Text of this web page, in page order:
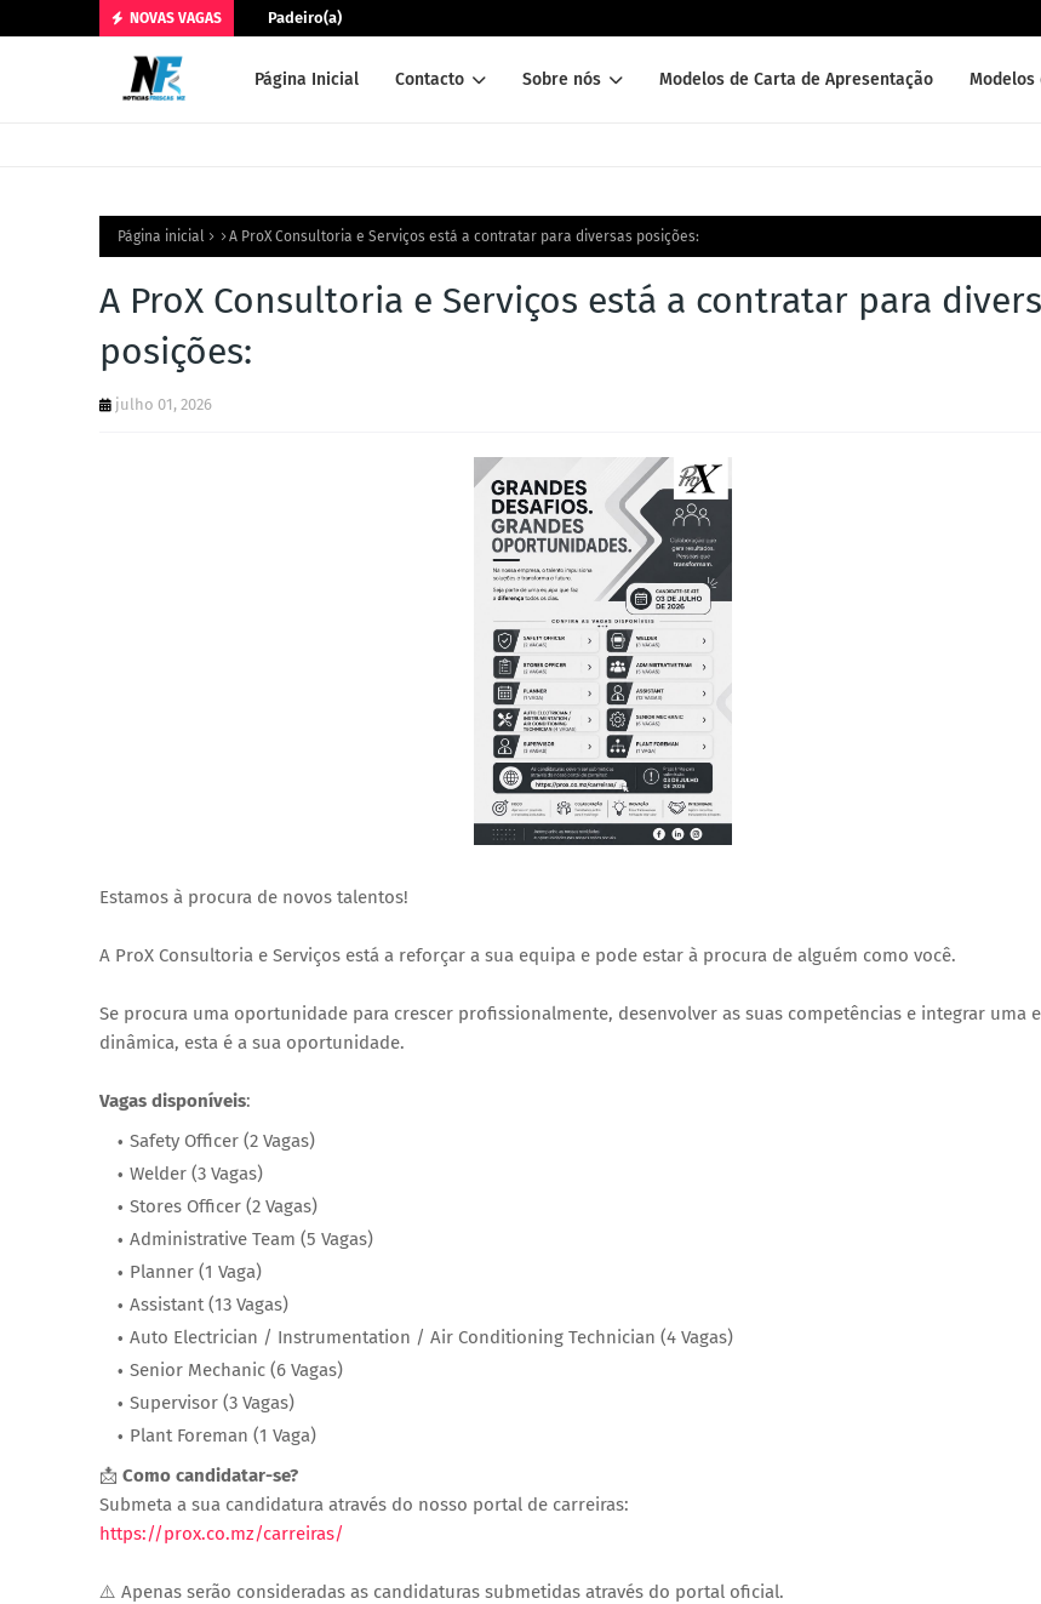
NOVAS VAGAS Padeiro(a)
Página Inicial Contacto Sobre nós Modelos de Carta de Apresentação Modelos
Página inicial A ProX Consultoria e Serviços está a contratar para diversas posições:
A ProX Consultoria e Serviços está a contratar para
posições:
julho 01, 2026
Estamos à procura de novos talentos!
A ProX Consultoria e Serviços está a reforçar a sua equipa e pode estar à procura de alguém como você.
Se procura uma oportunidade para crescer profissionalmente, desenvolver as suas competências e integrar uma
dinâmica, esta é a sua oportunidade.
Vagas disponíveis:
Safety Officer (2 Vagas)
Welder (3 Vagas)
Stores Officer (2 Vagas)
Administrative Team (5 Vagas)
Planner (1 Vaga)
Assistant (13 Vagas)
Auto Electrician / Instrumentation / Air Conditioning Technician (4 Vagas)
Senior Mechanic (6 Vagas)
Supervisor (3 Vagas)
Plant Foreman (1 Vaga)
📩 Como candidatar-se?
Submeta a sua candidatura através do nosso portal de carreiras:
https://prox.co.mz/carreiras/
⚠️ Apenas serão consideradas as candidaturas submetidas através do portal oficial.